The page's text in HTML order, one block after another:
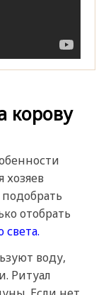
корову
хозяев
отобрать
света.
воду,
Ритуал